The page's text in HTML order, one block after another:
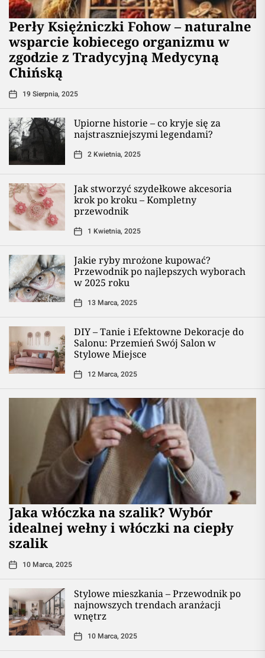
Perły Księżniczki Fohow – naturalne
wsparcie kobiecego organizmu w
zgodzie z Tradycyjną Medycyną
Chińską
19 Sierpnia, 2025
Upiorne historie – co kryje się za
najstraszniejszymi legendami?
2 Kwietnia, 2025
Jak stworzyć szydełkowe akcesoria
krok po kroku – Kompletny
przewodnik
1 Kwietnia, 2025
Jakie ryby mrożone kupować?
Przewodnik po najlepszych wyborach
w 2025 roku
13 Marca, 2025
DIY – Tanie i Efektowne Dekoracje do
Salonu: Przemień Swój Salon w
Stylowe Miejsce
12 Marca, 2025
Jaka włóczka na szalik? Wybór
idealnej wełny i włóczki na ciepły
szalik
10 Marca, 2025
Stylowe mieszkania – Przewodnik po
najnowszych trendach aranżacji
wnętrz
10 Marca, 2025